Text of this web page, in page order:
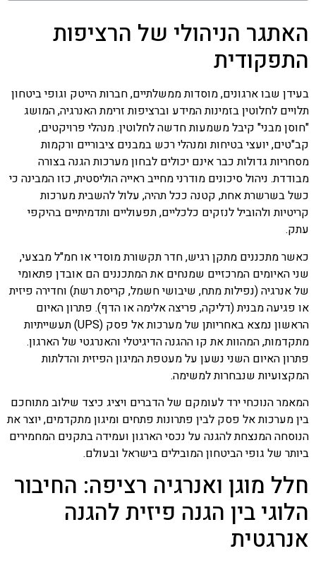
האתגר הניהולי של הרציפות
התפקודית
בעידן שבו ארגונים, מוסדות ממשלתיים, חברות הייטק וגופי ביטחון
תלויים לחלוטין בזמינות המידע וברציפות זרימת האנרגיה, המושג
"חוסן מבני" קיבל משמעות חדשה לחלוטין. מנהלי פרויקטים,
קב"טים, יועצי בטיחות ומנהלי רכש במבנים ציבוריים ורקמות
מסחריות גדולות כבר אינם יכולים לבחון מערכות הגנה בצורה
מבודדת. ניהול סיכונים מודרני מחייב ראייה הוליסטית, כזו המבינה כי
כשל בשרשרת אחת, קטנה ככל תהיה, עלול להשבית מערכות
קריטיות ולהוביל לנזקים כלכליים, תפעוליים ותדמיתיים בהיקפי
עתק.
כאשר מתכננים מתקן רגיש, חדר תקשורת מוסדי או חמ"ל מבצעי,
שני האיומים המרכזיים שמנחים את המתכננים הם אובדן פתאומי
של אנרגיה (נפילות מתח, שיבושי חשמל, קריסת רשת) וחדירה פיזית
או פגיעה מבנית (דליקה, פריצה אלימה או הדף). פתרון האיום
הראשון נמצא באחריותן של מערכות אל פסק (UPS) תעשייתיות
מתקדמות, המהוות את קו ההגנה הדיגיטלי והאנרגטי של הארגון.
פתרון האיום השני נשען על מעטפת המיגון הפיזית והדלתות
המקצועיות שנבחרות למשימה.
המאמר הנוכחי ירד לעומקם של הדברים ויציג כיצד שילוב מתוחכם
ביןמערכותאל פסק לבין פתרונות פתחים ומיגון מתקדמים, יוצר את
הנוסחה המנצחת להגנה על נכסי הארגון ועמידה בתקנים המחמירים
ביותר של גופי הביטחון המובילים בישראל ובעולם.
חלל מוגן ואנרגיה רציפה: החיבור
הלוגי בין הגנה פיזית להגנה
אנרגטית